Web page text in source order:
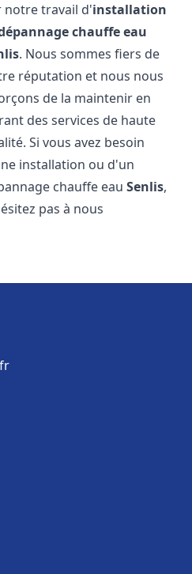
notre travail d'installation
chauffe eau
. Nous sommes fiers de
réputation et nous nous
de la maintenir en
des services de haute
Si vous avez besoin
installation ou d'un
chauffe eauSenlis,
pas à nous